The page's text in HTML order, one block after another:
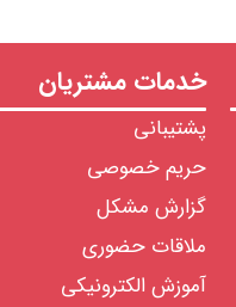
خدمات مشتریان
پشتیبانی
حریم خصوصی
گزارش مشکل
ملاقات حضوری
آموزش الکترونیکی